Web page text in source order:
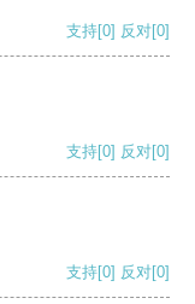
支持[0] 反对[0]
支持[0] 反对[0]
支持[0] 反对[0]